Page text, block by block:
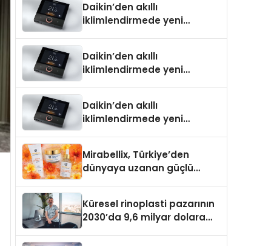
Daikin’den akıllı
iklimlendirmede yeni
Daikin’den akıllı
iklimlendirmede yeni
Daikin’den akıllı
iklimlendirmede yeni
Mirabellix, Türkiye’den
dünyaya uzanan güçlü
Küresel rinoplasti pazarının
2030’da 9,6 milyar dolara